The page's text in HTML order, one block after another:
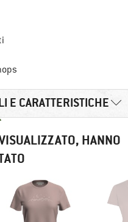
Vai alla politica di recesso qui
E CARATTERISTICHE
HANNO